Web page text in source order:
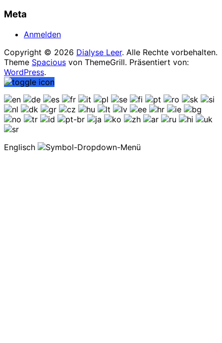
Meta
Anmelden
Copyright © 2026 Dialyse Leer. Alle Rechte vorbehalten.
Theme Spacious von ThemeGrill. Präsentiert von:
WordPress.
Englisch